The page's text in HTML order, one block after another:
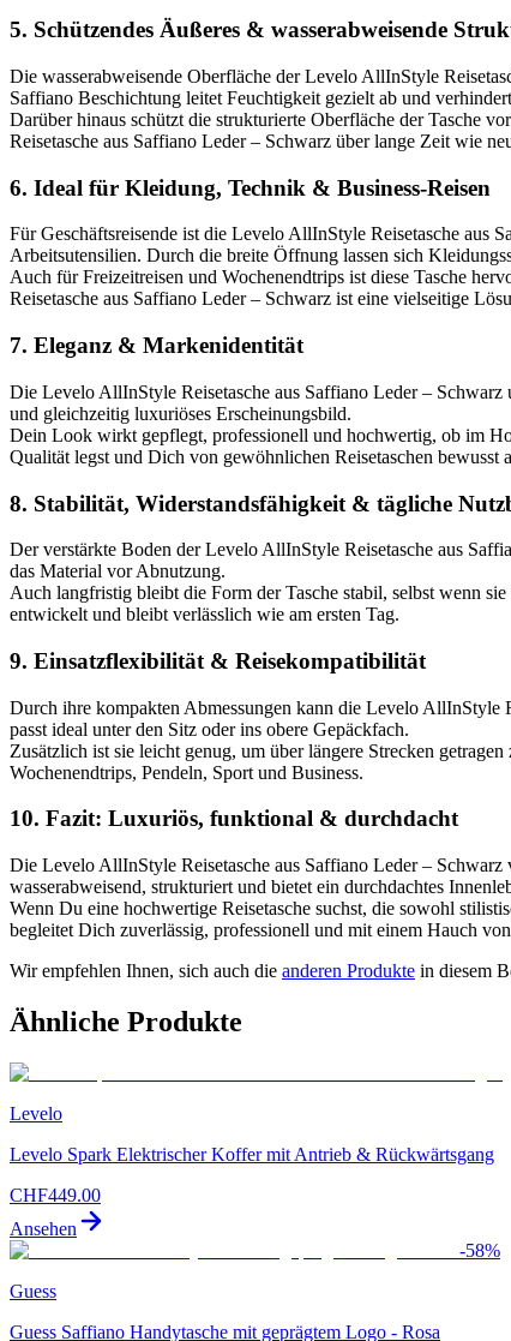
5. Schützendes Äußeres & wasserabweisende
Die wasserabweisende Oberfläche der Levelo AllInStyle
Saffiano Beschichtung leitet Feuchtigkeit gezielt ab und
Darüber hinaus schützt die strukturierte Oberfläche der Tasche
Reisetasche aus Saffiano Leder – Schwarz über lange Zeit wie
6. Ideal für Kleidung, Technik & Business-Reisen
Für Geschäftsreisende ist die Levelo AllInStyle Reisetasche aus
Arbeitsutensilien. Durch die breite Öffnung lassen sich
Auch für Freizeitreisen und Wochenendtrips ist diese Tasche
Reisetasche aus Saffiano Leder – Schwarz ist eine vielseitige
7. Eleganz & Markenidentität
Die Levelo AllInStyle Reisetasche aus Saffiano Leder –
und gleichzeitig luxuriöses Erscheinungsbild.
Dein Look wirkt gepflegt, professionell und hochwertig, ob im
Qualität legst und Dich von gewöhnlichen Reisetaschen bewusst
8. Stabilität, Widerstandsfähigkeit & tägliche
Der verstärkte Boden der Levelo AllInStyle Reisetasche aus
das Material vor Abnutzung.
Auch langfristig bleibt die Form der Tasche stabil, selbst wenn
entwickelt und bleibt verlässlich wie am ersten Tag.
9. Einsatzflexibilität & Reisekompatibilität
Durch ihre kompakten Abmessungen kann die Levelo AllInStyle
passt ideal unter den Sitz oder ins obere Gepäckfach.
Zusätzlich ist sie leicht genug, um über längere Strecken
Wochenendtrips, Pendeln, Sport und Business.
10. Fazit: Luxuriös, funktional & durchdacht
Die Levelo AllInStyle Reisetasche aus Saffiano Leder –
wasserabweisend, strukturiert und bietet ein durchdachtes
Wenn Du eine hochwertige Reisetasche suchst, die sowohl
begleitet Dich zuverlässig, professionell und mit einem Hauch
Wir empfehlen Ihnen, sich auch die anderen Produkte in diesem
Ähnliche Produkte
Levelo
Levelo Spark Elektrischer Koffer mit Antrieb & Rückwärtsgang
CHF449.00
Ansehen
-58%
Guess
Guess Saffiano Handytasche mit geprägtem Logo - Rosa